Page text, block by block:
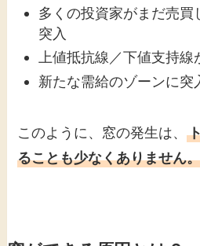
多くの投資家がまだ売買
突入
上値抵抗線／下値支持線
新たな需給のゾーンに突
このように、窓の発生は、
ることも少なくありません